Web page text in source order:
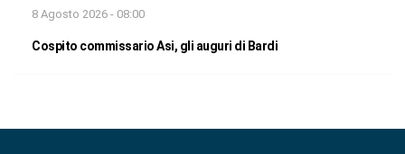
8 Agosto 2026 - 08:00
Cospito commissario Asi, gli auguri di Bardi